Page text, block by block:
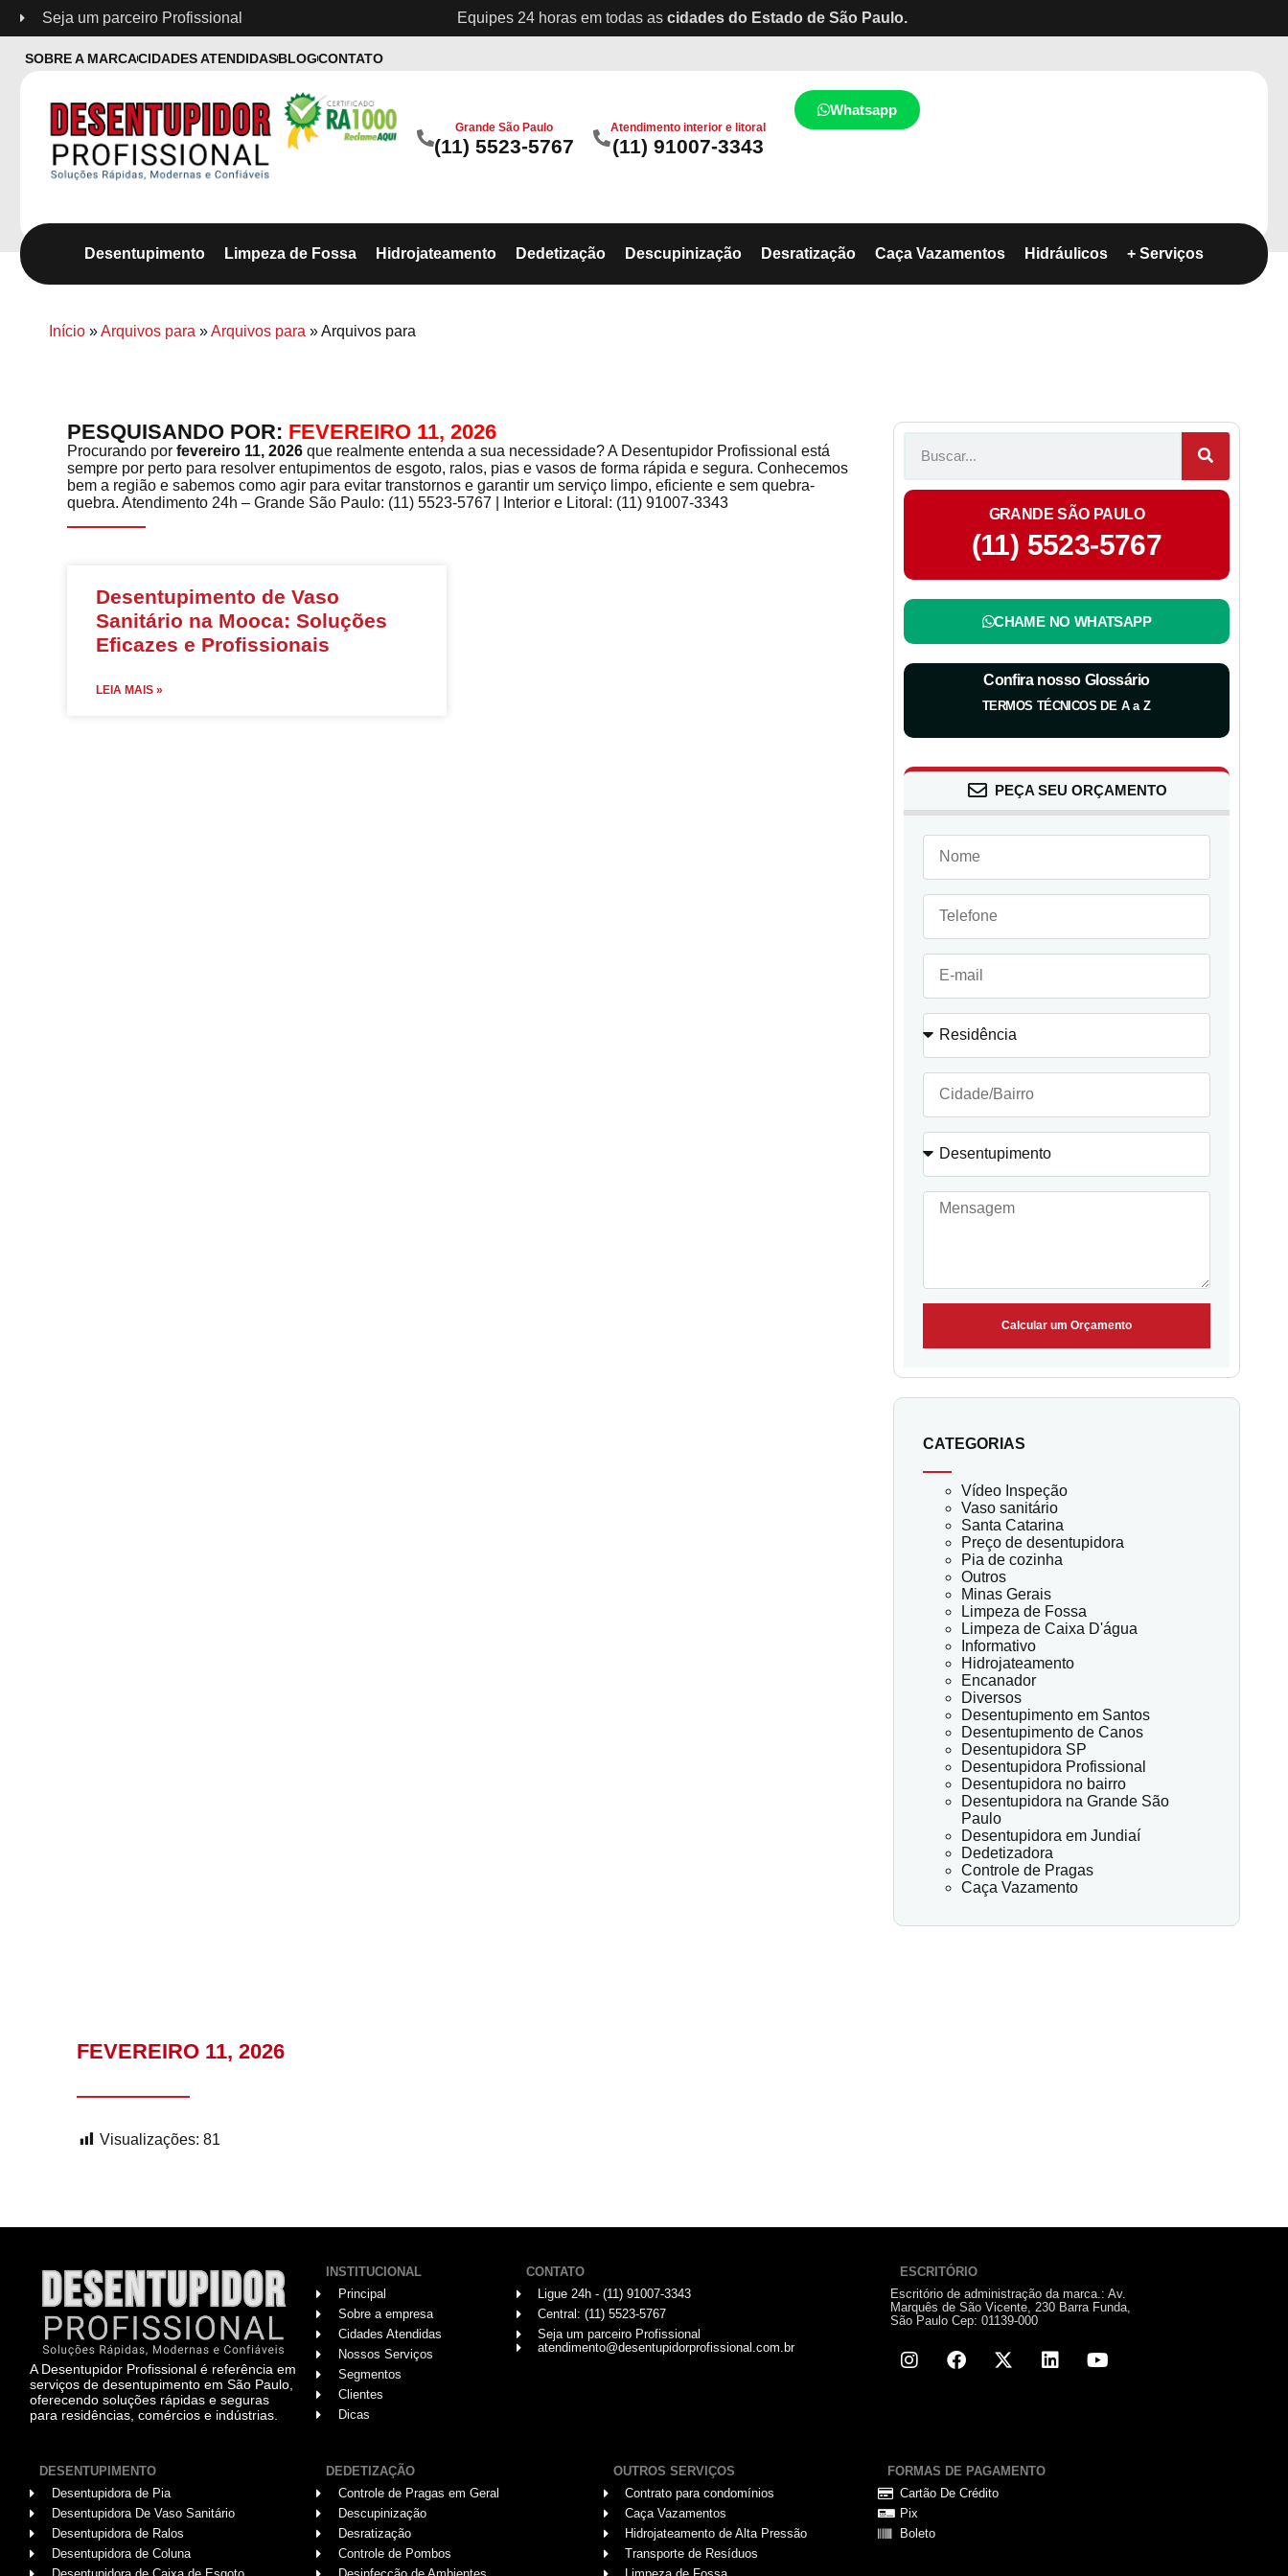
Seja um parceiro Profissional Equipes 24 horas em todas as cidades do Estado de São Paulo.
SOBRE A MARCACIDADES ATENDIDASBLOGCONTATO
Grande São Paulo
(11) 5523-5767
Atendimento interior e litoral
(11) 91007-3343
Whatsapp
Desentupimento Limpeza de Fossa Hidrojateamento Dedetização Descupinização Desratização Caça Vazamentos Hidráulicos + Serviços
Início »Arquivos para »Arquivos para »Arquivos para
PESQUISANDO POR: FEVEREIRO 11, 2026
Procurando por fevereiro 11, 2026 que realmente entenda a sua necessidade? A Desentupidor Profissional está
sempre por perto para resolver entupimentos de esgoto, ralos, pias e vasos de forma rápida e segura. Conhecemos
bem a região e sabemos como agir para evitar transtornos e garantir um serviço limpo, eficiente e sem quebra-
quebra. Atendimento 24h – Grande São Paulo: (11) 5523-5767 | Interior e Litoral: (11) 91007-3343
Desentupimento de Vaso
Sanitário na Mooca: Soluções
Eficazes e Profissionais
LEIA MAIS »
GRANDE SÃO PAULO
(11) 5523-5767
CHAME NO WHATSAPP
Confira nosso Glossário
TERMOS TÉCNICOS DE A a Z
PEÇA SEU ORÇAMENTO
Calcular um Orçamento
CATEGORIAS
Vídeo Inspeção
Vaso sanitário
Santa Catarina
Preço de desentupidora
Pia de cozinha
Outros
Minas Gerais
Limpeza de Fossa
Limpeza de Caixa D'água
Informativo
Hidrojateamento
Encanador
Diversos
Desentupimento em Santos
Desentupimento de Canos
Desentupidora SP
Desentupidora Profissional
Desentupidora no bairro
Desentupidora na Grande São
Paulo
Desentupidora em Jundiaí
Dedetizadora
Controle de Pragas
Caça Vazamento
FEVEREIRO 11, 2026
Visualizações: 81
A Desentupidor Profissional é referência em
serviços de desentupimento em São Paulo,
oferecendo soluções rápidas e seguras
para residências, comércios e indústrias.
INSTITUCIONAL
Principal
Sobre a empresa
Cidades Atendidas
Nossos Serviços
Segmentos
Clientes
Dicas
CONTATO
Ligue 24h - (11) 91007-3343
Central: (11) 5523-5767
Seja um parceiro Profissional
atendimento@desentupidorprofissional.com.br
ESCRITÓRIO
Escritório de administração da marca.: Av.
Marquês de São Vicente, 230 Barra Funda,
São Paulo Cep: 01139-000
DESENTUPIMENTO
Desentupidora de Pia
Desentupidora De Vaso Sanitário
Desentupidora de Ralos
Desentupidora de Coluna
DEDETIZAÇÃO
Controle de Pragas em Geral
Descupinização
Desratização
Controle de Pombos
OUTROS SERVIÇOS
Contrato para condomínios
Caça Vazamentos
Hidrojateamento de Alta Pressão
Transporte de Resíduos
FORMAS DE PAGAMENTO
Cartão De Crédito
Pix
Boleto